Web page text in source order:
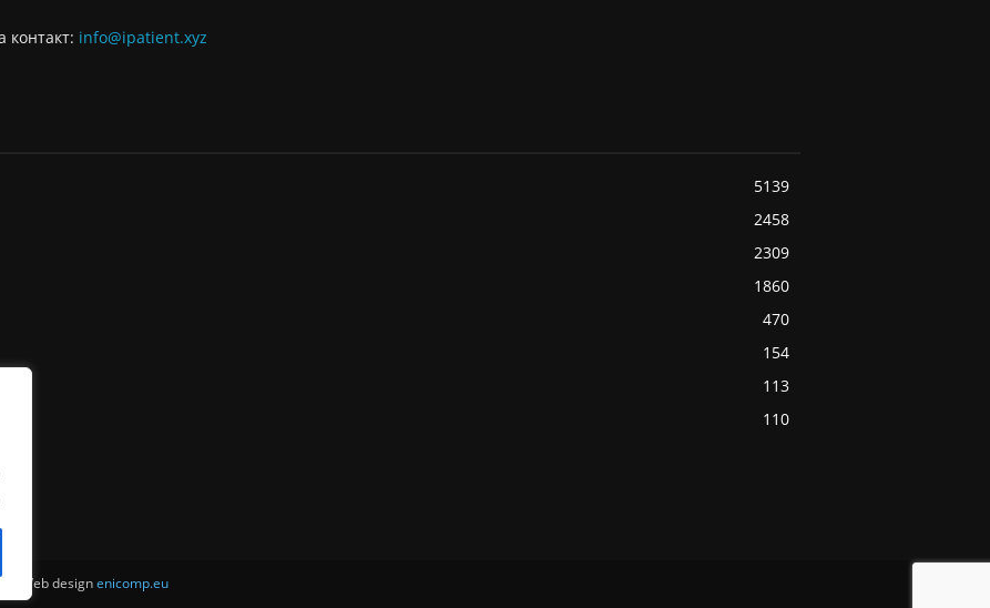
контaкт: info@ipatient.xyz
5139
2458
2309
1860
470
154
113
110
. Web designenicomp.eu